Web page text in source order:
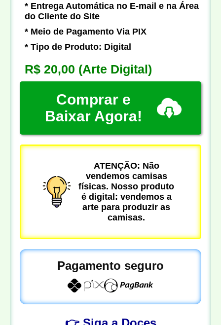
* Entrega Automática no E-mail e na Área
do Cliente do Site
* Meio de Pagamento Via PIX
* Tipo de Produto: Digital
R$ 20,00 (Arte Digital)
Comprar e
Baixar Agora!
ATENÇÃO: Não
vendemos camisas
físicas. Nosso produto
é digital: vendemos a
arte para produzir as
camisas.
Pagamento seguro